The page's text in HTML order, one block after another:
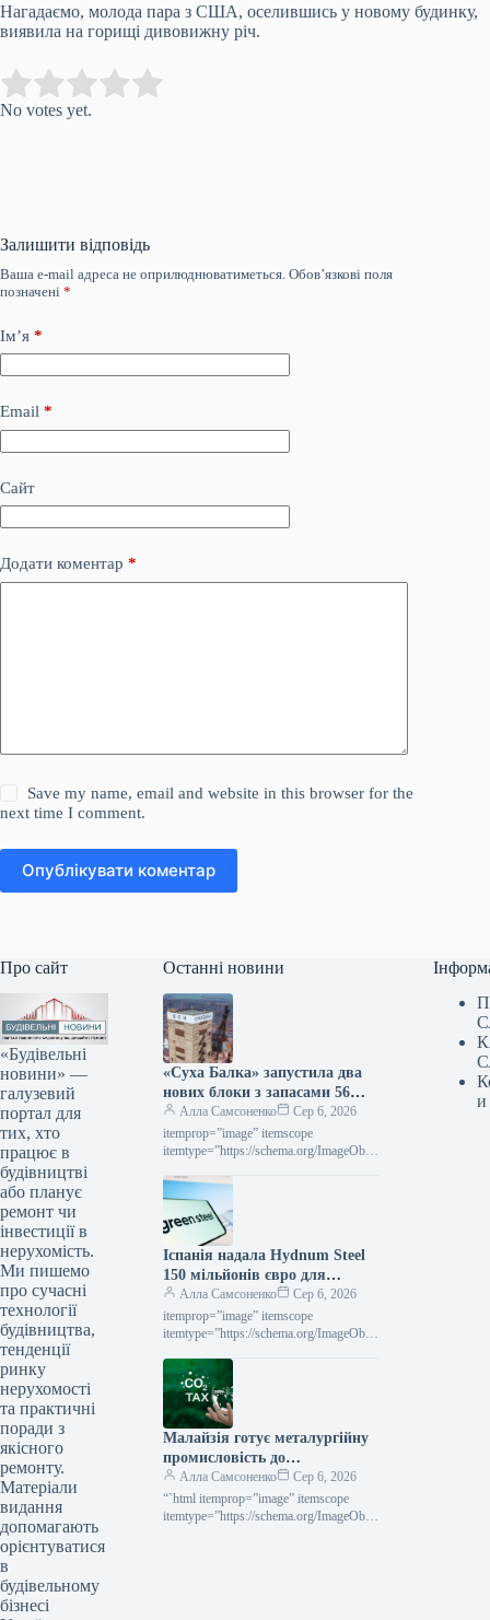
Нагадаємо, молода пара з США, оселившись у новому будинку,
виявила на горищі дивовижну річ.
Rate this item:
No votes yet.
Залишити відповідь
Ваша e-mail адреса не оприлюднюватиметься. Обов’язкові поля
позначені *
Ім’я *
Email *
Сайт
Додати коментар *
Save my name, email and website in this browser for the
next time I comment.
Опублікувати коментар
Про сайт
«Будівельні
новини» —
галузевий
портал для
тих, хто
працює в
будівництві
або планує
ремонт чи
інвестиції в
нерухомість.
Ми пишемо
про сучасні
технології
будівництва,
тенденції
ринку
нерухомості
та практичні
поради з
якісного
ремонту.
Матеріали
видання
допомагають
орієнтуватися
в
будівельному
бізнесі
Останні новини
«Суха Балка» запустила два
нових блоки з запасами 56
тис. тонн руди
Алла Самсоненко
Сер 6, 2026
itemprop=”image” itemscope
itemtype=”https://schema.org/ImageObje
Індустрія Суха Балка Роздрукувати
201 06 Серпня 2026 «Суха Балка»
запустила у роботу…
Іспанія надала Hydnum Steel
150 мільйонів євро для
спорудження підприємства з
виробництва екологічно
чистої сталі
Алла Самсоненко
Сер 6, 2026
itemprop=”image” itemscope
itemtype=”https://schema.org/ImageObje
Green Steel Новини Глобальний ринок
Іспанія Роздрукувати 238 06 Серпня
2026 Іспанія виділила Hydnum…
Малайзія готує металургійну
промисловість до
європейського механізму
вуглецевого коридору
Алла Самсоненко
Сер 6, 2026
“`html itemprop=”image” itemscope
itemtype=”https://schema.org/ImageObje
и